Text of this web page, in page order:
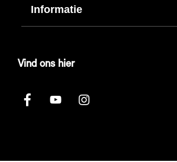
Informatie
Vind ons hier